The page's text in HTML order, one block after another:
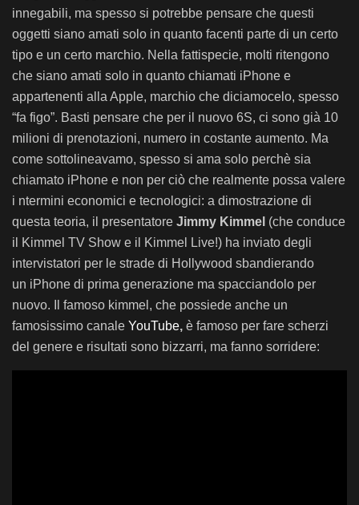
innegabili, ma spesso si potrebbe pensare che questi
oggetti siano amati solo in quanto facenti parte di un certo
tipo e un certo marchio. Nella fattispecie, molti ritengono
che siano amati solo in quanto chiamati iPhone e
appartenenti alla Apple, marchio che diciamocelo, spesso
“fa figo”. Basti pensare che per il nuovo 6S, ci sono già 10
milioni di prenotazioni, numero in costante aumento. Ma
come sottolineavamo, spesso si ama solo perchè sia
chiamato iPhone e non per ciò che realmente possa valere
i ntermini economici e tecnologici: a dimostrazione di
questa teoria, il presentatore Jimmy Kimmel (che conduce
il Kimmel TV Show e il Kimmel Live!) ha inviato degli
intervistatori per le strade di Hollywood sbandierando
un iPhone di prima generazione ma spacciandolo per
nuovo. Il famoso kimmel, che possiede anche un
famosissimo canale YouTube, è famoso per fare scherzi
del genere e risultati sono bizzarri, ma fanno sorridere: